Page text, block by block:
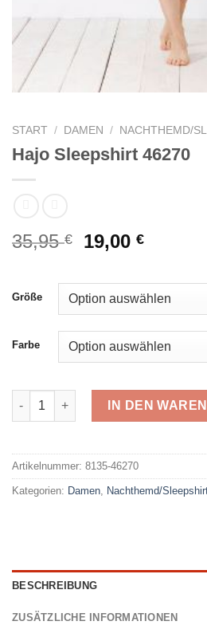
START / DAMEN / NACHTHEMD/
Hajo Sleepshirt 46270
35,95€
war:
35,95 €
19,00€
ist:
19,00 €.
Größe
Farbe
Hajo Sleepshirt 46270 Menge
IN DEN
Artikelnummer: 8135-46270
Kategorien: Damen Nachthemd/
BESCHREIBUNG
ZUSÄTZLICHE INFORMATIONEN